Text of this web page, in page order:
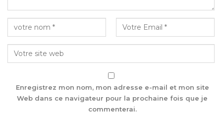
Enregistrez mon nom, mon adresse e-mail et mon site
Web dans ce navigateur pour la prochaine fois que je
commenterai.